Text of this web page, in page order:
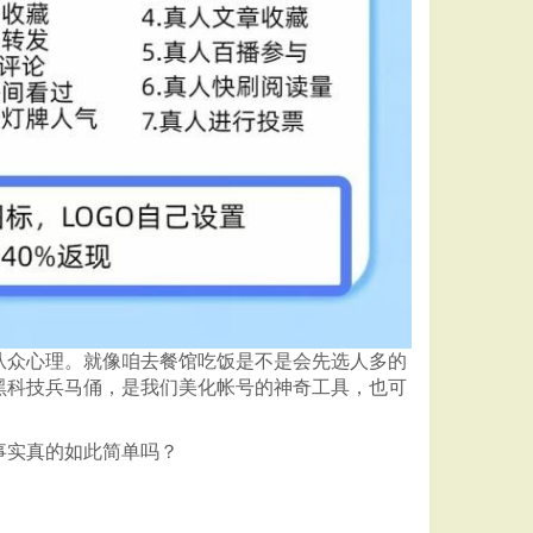
心理。就像咱去餐馆吃饭是不是会先选人多的
技兵马俑，是我们美化帐号的神奇工具，也可
真的如此简单吗？